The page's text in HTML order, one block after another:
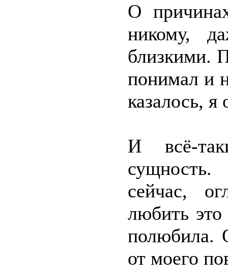
О
никому,
близкими.
понимал и
казалось, я
И всё-
сейчас,
любить
полюбила.
от моего